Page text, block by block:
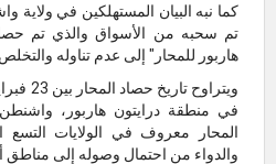
كما نبه البيان المستهلكين في ولاية
تم سحبه من الأسواق والذي تم
هاربور للمحار" إلى عدم تناوله
في منطقة درايتون هاربور،
المحار معروف في الولايات التسع
والدواء من احتمال وصوله إلى مناطق